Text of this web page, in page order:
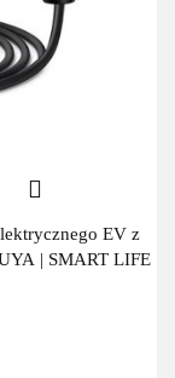
EV z
| SMART LIFE